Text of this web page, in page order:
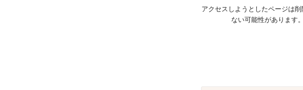
アクセスしようとしたページは
ない可能性があります